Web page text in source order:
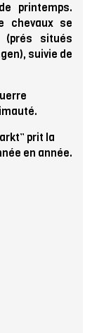
printemps.
chevaux se
(prés situés
suivie de
prit la
en année.